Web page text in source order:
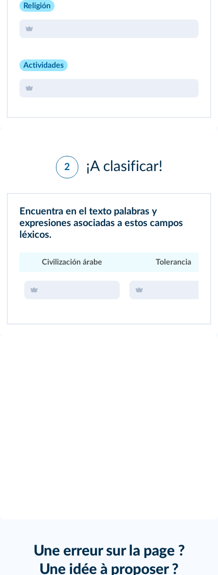
Religión
Actividades
2 ¡A clasificar!
Encuentra en el texto palabras y
expresiones asociadas a estos campos
léxicos.
Civilización árabe Tolerancia
Une erreur sur la page ?
Une idée à proposer ?